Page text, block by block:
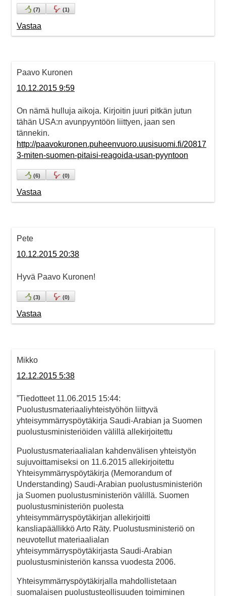
(7) (1)
Vastaa
Paavo Kuronen
10.12.2015 9:59
On nämä hulluja aikoja. Kirjoitin juuri pitkän jutun
tähän USA:n avunpyyntöön liittyen, jaan sen
tännekin.
http://paavokuronen.puheenvuoro.uusisuomi.fi/20817
3-miten-suomen-pitaisi-reagoida-usan-pyyntoon
(6) (0)
Vastaa
Pete
10.12.2015 20:38
Hyvä Paavo Kuronen!
(3) (0)
Vastaa
Mikko
12.12.2015 5:38
”Tiedotteet 11.06.2015 15:44:
Puolustusmateriaaliyhteistyöhön liittyvä
yhteisymmärryspöytäkirja Saudi-Arabian ja Suomen
puolustusministeriöiden välillä allekirjoitettu
Puolustusmateriaalialan kahdenvälisen yhteistyön
sujuvoittamiseksi on 11.6.2015 allekirjoitettu
Yhteisymmärryspöytäkirja (Memorandum of
Understanding) Saudi-Arabian puolustusministeriön
ja Suomen puolustusministeriön välillä. Suomen
puolustusministeriön puolesta
yhteisymmärryspöytäkirjan allekirjoitti
kansliapäällikkö Arto Räty. Puolustusministeriö on
neuvotellut materiaalialan
yhteisymmärryspöytäkirjasta Saudi-Arabian
puolustusministeriön kanssa vuodesta 2006.
Yhteisymmärryspöytäkirjalla mahdollistetaan
suomalaisen puolustusteollisuuden toimiminen